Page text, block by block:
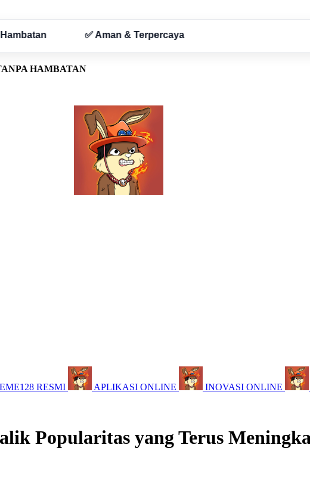
HAMBATAN
RESMI APLIKASI ONLINE INOVASI ONLINE
Popularitas yang Terus